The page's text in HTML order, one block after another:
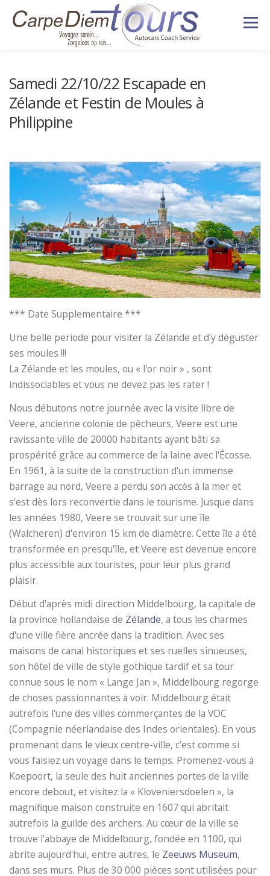
Aller
Menu
VÉHICULES
DEVIS & CONTACT
Samedi 22/10/22 Escapade en
Zélande et Festin de Moules à
Philippine
*** Date Supplementaire ***
Une belle periode pour visiter la Zélande et d'y déguster
ses moules !!!
La Zélande et les moules, ou « l'or noir » , sont
indissociables et vous ne devez pas les rater !
Nous débutons notre journée avec la visite libre de
Veere, ancienne colonie de pêcheurs, Veere est une
ravissante ville de 20000 habitants ayant bâti sa
prospérité grâce au commerce de la laine avec l'Écosse.
En 1961, à la suite de la construction d'un immense
barrage au nord, Veere a perdu son accès à la mer et
s'est dès lors reconvertie dans le tourisme. Jusque dans
les années 1980, Veere se trouvait sur une île
(Walcheren) d'environ 15 km de diamètre. Cette île a été
transformée en presqu'île, et Veere est devenue encore
plus accessible aux touristes, pour leur plus grand
plaisir.
Début d'après midi direction Middelbourg, la capitale de
la province hollandaise de Zélande, a tous les charmes
d'une ville fière ancrée dans la tradition. Avec ses
maisons de canal historiques et ses ruelles sinueuses,
son hôtel de ville de style gothique tardif et sa tour
connue sous le nom « Lange Jan », Middelbourg regorge
de choses passionnantes à voir. Middelbourg était
autrefois l'une des villes commerçantes de la VOC
(Compagnie néerlandaise des Indes orientales). En vous
promenant dans le vieux centre-ville, c’est comme si
vous faisiez un voyage dans le temps. Promenez-vous à
Koepoort, la seule des huit anciennes portes de la ville
encore debout, et visitez la « Kloveniersdoelen », la
magnifique maison construite en 1607 qui abritait
autrefois la guilde des archers. Au cœur de la ville se
trouve l'abbaye de Middelbourg, fondée en 1100, qui
abrite aujourd'hui, entre autres, le Zeeuws Museum,
dans ses murs. Plus de 30 000 pièces sont utilisées pour